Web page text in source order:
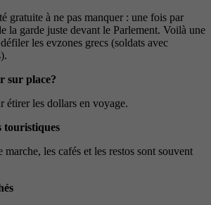
gratuite à ne pas manquer : une fois par
la garde juste devant le Parlement. Voilà une
les evzones grecs (soldats avec
sur place?
étirer les dollars en voyage.
touristiques
les cafés et les restos sont souvent